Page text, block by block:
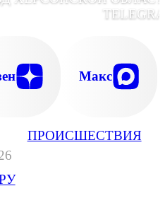
ПРОИСШЕСТВИЯ
Макс